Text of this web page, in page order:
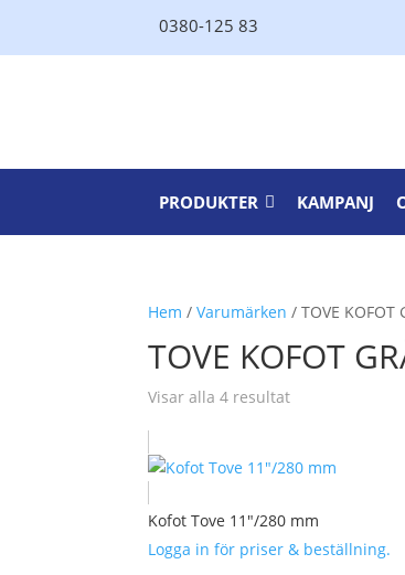
0380-125 83
PRODUKTER KAMPANJ
Hem /Varumärken / TOVE KOFOT
TOVE KOFOT
Visar alla 4 resultat
Kofot Tove 11″/280 mm
Logga in för priser & beställning.